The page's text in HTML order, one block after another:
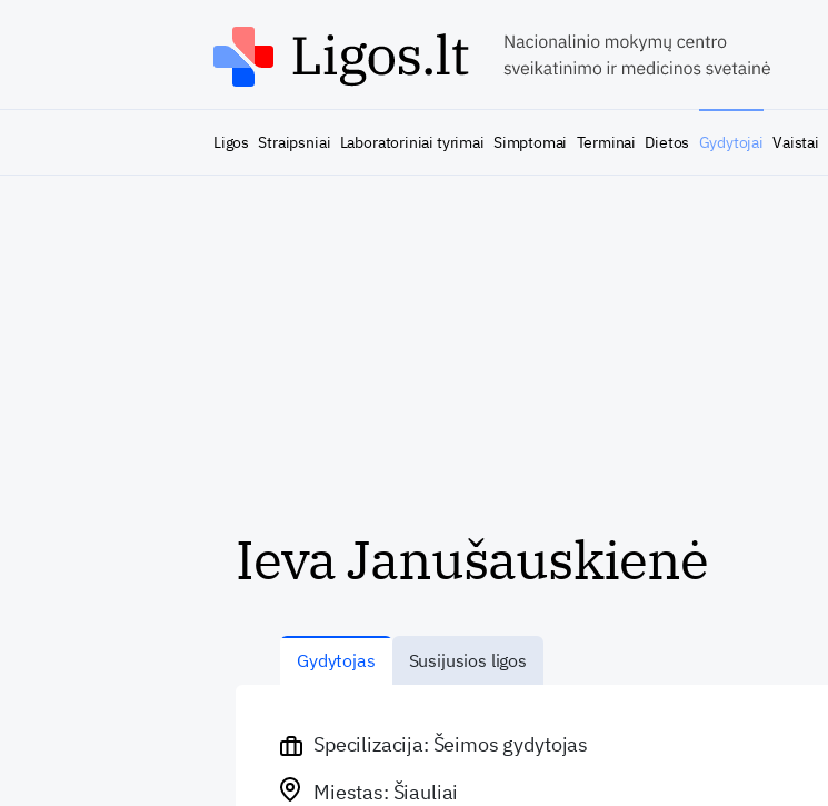
Ligos Straipsniai Laboratoriniai tyrimai Simptomai Terminai Dietos Gydytojai Vaistai
Ieva Janušauskienė
Gydytojas Susijusios ligos
Specilizacija: Šeimos gydytojas
Miestas: Šiauliai